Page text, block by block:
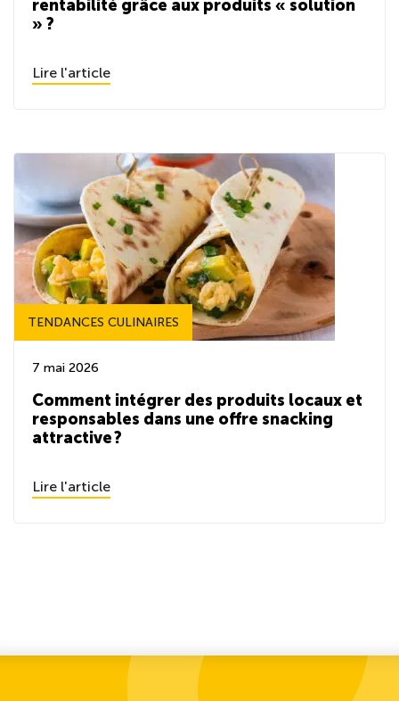
rentabilité grâce aux produits « solution
» ?
Lire l'article
TENDANCES CULINAIRES
7 mai 2026
Comment intégrer des produits locaux et
responsables dans une offre snacking
attractive ?
Lire l'article